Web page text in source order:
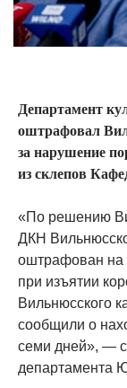
Департамент
оштрафовал
за нарушение
из склепов
«По решению
ДКН
оштрафован на
при изъятии
Вильнюсского
сообщили о
семи дней», —
департамента